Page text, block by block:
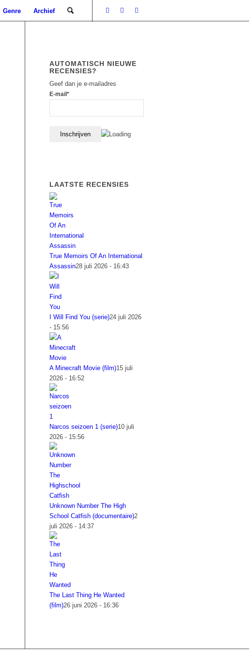
Genre Archief
AUTOMATISCH NIEUWE
RECENSIES?
Geef dan je e-mailadres
E-mail*
LAATSTE RECENSIES
True Memoirs Of An International
Assassin28 juli 2026 - 16:43
I Will Find You (serie)24 juli 2026
- 15:56
A Minecraft Movie (film)15 juli
2026 - 16:52
Narcos seizoen 1 (serie)10 juli
2026 - 15:56
Unknown Number The High
School Catfish (documentaire)2
juli 2026 - 14:37
The Last Thing He Wanted
(film)26 juni 2026 - 16:36